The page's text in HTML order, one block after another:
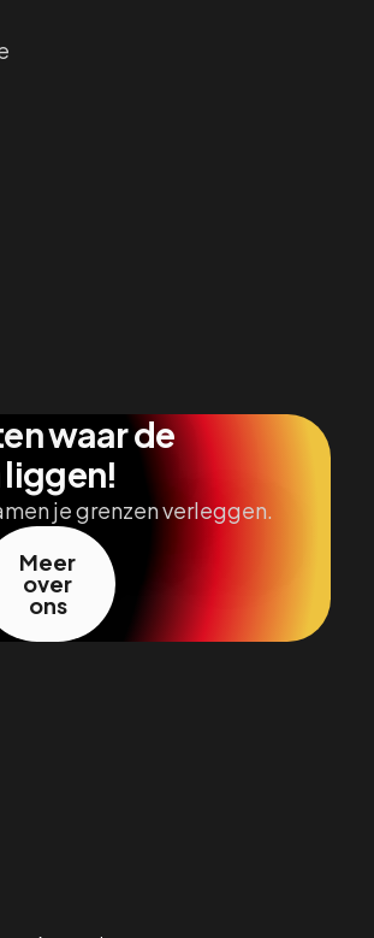
waar de
liggen!
je grenzen verleggen.
Meer
over
ons